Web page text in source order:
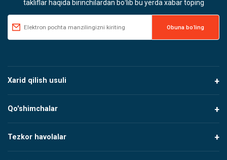
takliflar haqida birinchilardan boʻlib bu yerda xabar toping
Xarid qilish usuli
Qo'shimchalar
Tezkor havolalar